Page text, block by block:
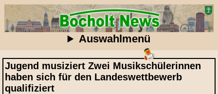
Auswahlmenü
Jugend musiziert Zwei Musikschülerinnen
haben sich für den Landeswettbewerb
qualifiziert